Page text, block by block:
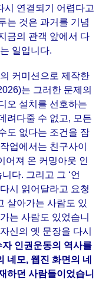
시 연결되기 어렵다고
는 것은 과거를 기념
금의 관객 앞에서 다
일입니다.
커미션으로 제작한
는 그러한 문제의
오 설치를 선호하는
려다줄 수 없고, 모든
도 없다는 조건을 잠
업에서는 친구사이
어져 온 커밍아웃 인
다. 그리고 그 ‘언
시 읽어달라고 요청
살아가는 사람도 있
는 사람도 있었습니
신의 옛 문장을 다시
인권운동의 역사를
네모, 웹진 화면의 네
하던 사람들이었습니